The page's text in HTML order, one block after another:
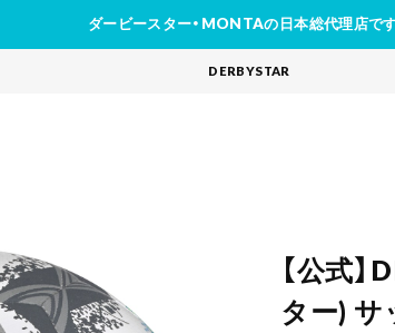
ダービースター・MONTAの日本総代理店です
DERBYSTAR
【公式
ター) サ